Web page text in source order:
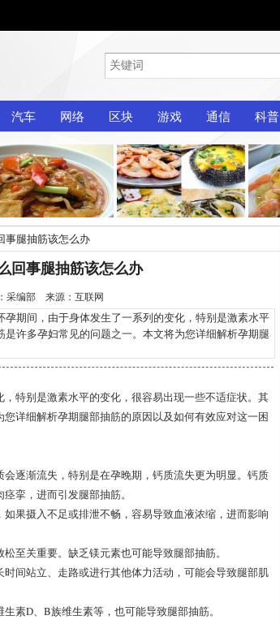
汽车 网络 区块 游戏 通信 科普
事腿抽筋该怎么办
回事腿抽筋该怎么办
采编部 来源：互联网
期间，由于身体发生了一系列的变化，特别是激素水平
许多孕妇常见的问题之一。本文将为您详细解析孕期腿
特别是激素水平的变化，很容易出现一些不适症状。其
详细解析孕期腿部抽筋的原因以及如何有效应对这一困
逐渐流失，特别是在孕晚期，钙质流失更为明显。钙质
挛，进而引发腿部抽筋。
果摄入不足或排泄不畅，容易导致血液浓缩，进而影响
至关重要。缺乏镁元素也可能导致腿部抽筋。
间站立、走路或进行其他体力活动，可能会导致腿部肌
素D、B族维生素等，也可能导致腿部抽筋。